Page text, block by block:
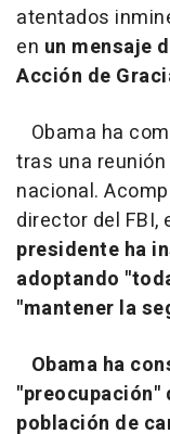
atentados
en un mensaje
Acción de
Obama ha
tras una
nacional.
director del FBI,
presidente ha
adoptando
"mantener la
Obama ha
"preocupación"
población de